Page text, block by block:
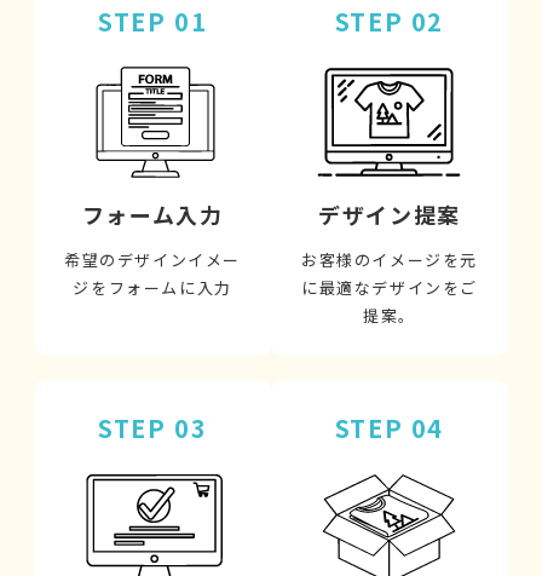
STEP 01
フォーム入力
希望のデザインイメー
ジをフォームに入力
STEP 02
デザイン提案
お客様のイメージを元
に最適なデザインをご
提案。
STEP 03 STEP 04